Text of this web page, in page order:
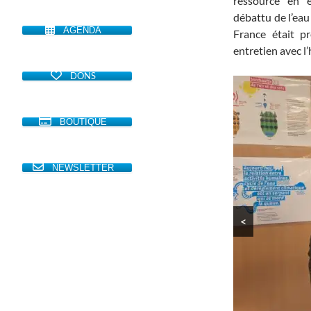
débattu de
France était
entretien avec
<
AGENDA
DONS
BOUTIQUE
NEWSLETTER